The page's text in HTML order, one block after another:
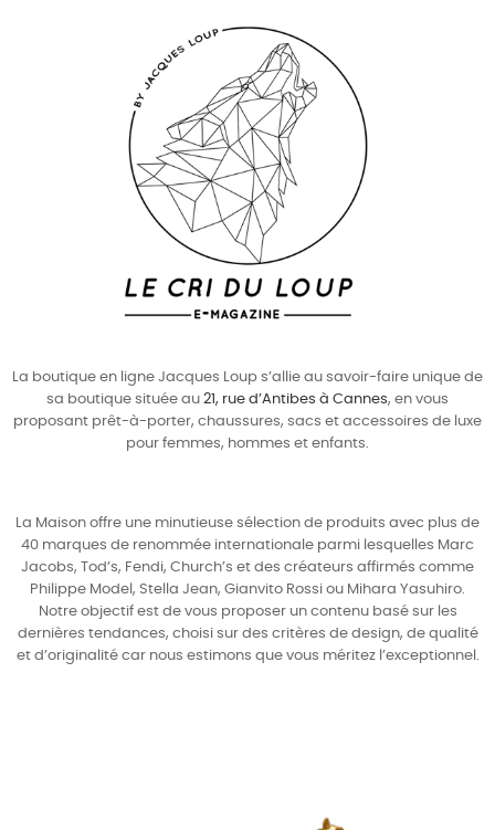
La boutique en ligne Jacques Loup s’allie au savoir-faire unique de
sa boutique située au 21, rue d’Antibes à Cannes, en vous
proposant prêt-à-porter, chaussures, sacs et accessoires de luxe
pour femmes, hommes et enfants.
La Maison offre une minutieuse sélection de produits avec plus de
40 marques de renommée internationale parmi lesquelles Marc
Jacobs, Tod’s, Fendi, Church’s et des créateurs affirmés comme
Philippe Model , Stella Jean, Gianvito Rossi ou Mihara Yasuhiro.
Notre objectif est de vous proposer un contenu basé sur les
dernières tendances, choisi sur des critères de design, de qualité
et d’originalité car nous estimons que vous méritez l’exceptionnel.